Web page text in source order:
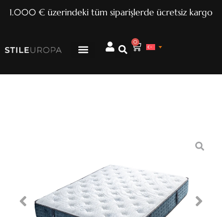
1.000 € üzerindeki tüm siparişlerde ücretsiz kargo
0